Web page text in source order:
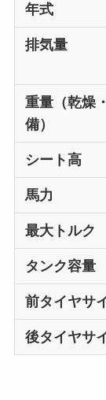
年式
排気量
重量（乾燥
備）
シート高
馬力
最大トルク
タンク容量
前タイヤサ
後タイヤサ